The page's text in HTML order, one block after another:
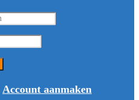
Account aanmaken